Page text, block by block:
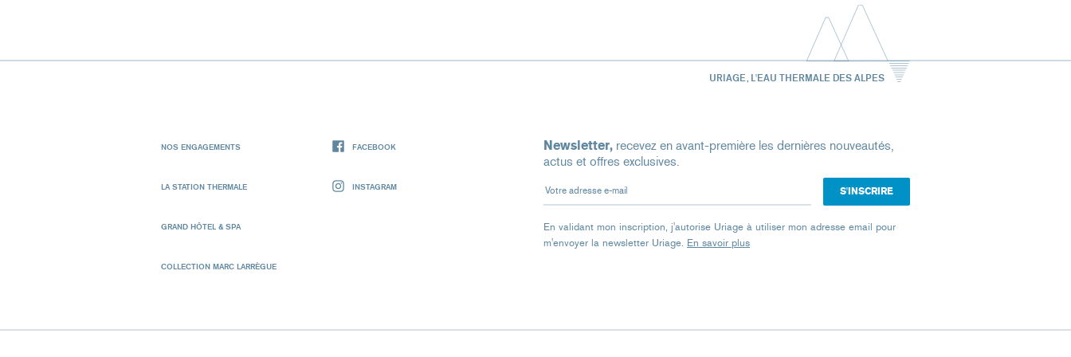
URIAGE, L'EAU THERMALE DES ALPES
NOS ENGAGEMENTS
LA STATION THERMALE
GRAND HÔTEL & SPA
COLLECTION MARC LARRÈGUE
FACEBOOK
INSTAGRAM
Newsletter, recevez en avant-première les dernières nouveautés,
actus et offres exclusives.
Votre adresse e-mail
En validant mon inscription, j'autorise Uriage à utiliser mon adresse email pour
m'envoyer la newsletter Uriage. En savoir plus